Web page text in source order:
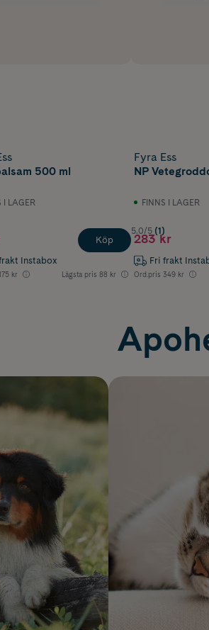
500 ml
I LAGER
Instabox
kr Lägsta pris 88 kr
Köp
Fyra Ess
NP
FINNS I LAGER
5.0/5 (1)
283 kr
Fri frakt
Ord.pris 349 kr